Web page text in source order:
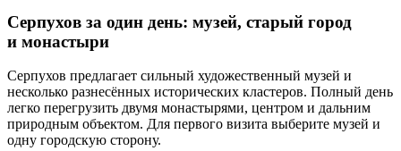
Серпухов за один день: музей, старый город
и монастыри
Серпухов предлагает сильный художественный музей и
несколько разнесённых исторических кластеров. Полный день
легко перегрузить двумя монастырями, центром и дальним
природным объектом. Для первого визита выберите музей и
одну городскую сторону.